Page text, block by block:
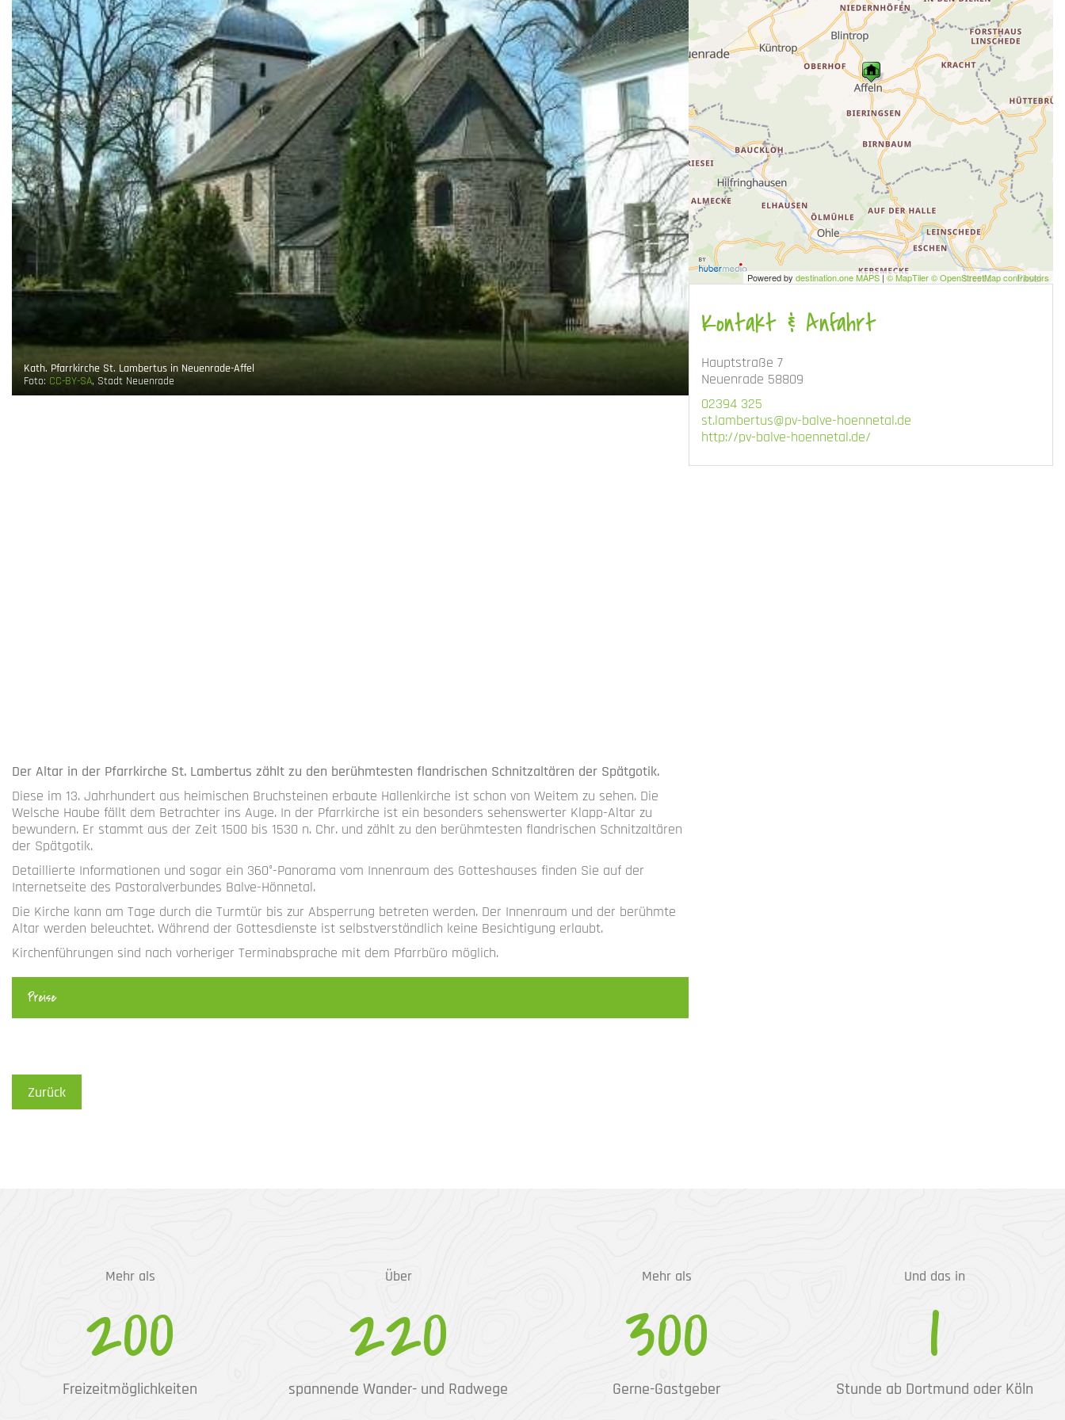
Kath. Pfarrkirche St. Lambertus in Neuenrade-Affel
Foto: CC-BY-SA, Stadt Neuenrade
Der Altar in der Pfarrkirche St. Lambertus zählt zu den berühmtesten flandrischen Schnitzaltären der Spätgotik.
Diese im 13. Jahrhundert aus heimischen Bruchsteinen erbaute Hallenkirche ist schon von Weitem zu sehen. Die
Welsche Haube fällt dem Betrachter ins Auge. In der Pfarrkirche ist ein besonders sehenswerter Klapp-Altar zu
bewundern. Er stammt aus der Zeit 1500 bis 1530 n. Chr. und zählt zu den berühmtesten flandrischen Schnitzaltären
der Spätgotik.
Detaillierte Informationen und sogar ein 360°-Panorama vom Innenraum des Gotteshauses finden Sie auf der
Internetseite des Pastoralverbundes Balve-Hönnetal.
Die Kirche kann am Tage durch die Turmtür bis zur Absperrung betreten werden. Der Innenraum und der berühmte
Altar werden beleuchtet. Während der Gottesdienste ist selbstverständlich keine Besichtigung erlaubt.
Kirchenführungen sind nach vorheriger Terminabsprache mit dem Pfarrbüro möglich.
Preise
Powered by destination.one MAPS|© MapTiler © OpenStreetMap contributors
Kontakt & Anfahrt
Hauptstraße 7
Neuenrade 58809
02394 325
st.lambertus@pv-balve-hoennetal.de
http://pv-balve-hoennetal.de/
Zurück
Mehr als
200
Freizeitmöglichkeiten
Über
220
spannende Wander- und Radwege
Mehr als
300
Gerne-Gastgeber
Und das in
1
Stunde ab Dortmund oder Köln